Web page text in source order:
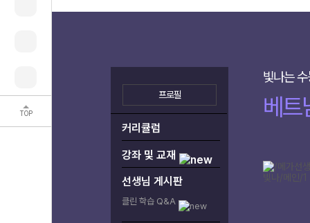
TOP
커리큘럼
강좌 및 교재
선생님 게시판
클린 학습 Q&A
빛나는
베트
프로필